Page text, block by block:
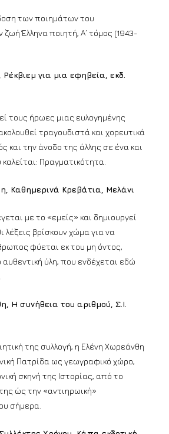
των ποιημάτων του
ζωή Έλληνα ποιητή, Α’ τόμος (1943-
για μια εφηβεία, εκδ.
τους ήρωες μιας ευλογημένης
τραγουδιστά και χορευτικά
και την άνοδο της άλλης σε ένα και
Πραγματικότητα.
Καθημερινά Κρεβάτια, Μελάνι
με το «εμείς» και δημιουργεί
λέξεις βρίσκουν χώμα για να
φύεται εκ του μη όντος,
ύλη, που ενδέχεται εδώ
Η συνήθεια του αριθμού, Σ.Ι.
της συλλογή, η Ελένη Χωρεάνθη
Πατρίδα ως γεωγραφικό χώρο,
σκηνή της Ιστορίας, από το
ώς την «αντιηρωική»
σήμερα.